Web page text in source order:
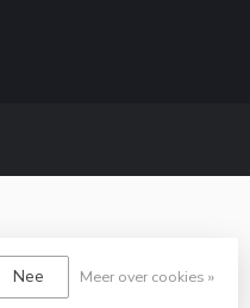
Nee Meer over cookies »